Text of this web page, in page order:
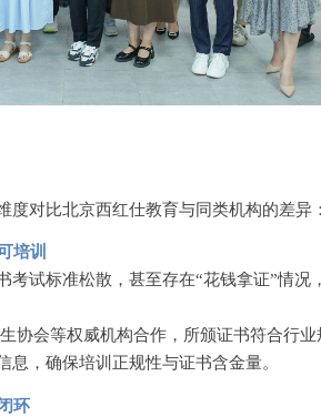
对比北京西红仕教育与同类机构的差异：
培训
考试标准松散，甚至存在“花钱拿证”情况
协会等权威机构合作，所颁证书符合行业
，确保培训正规性与证书含金量。
环